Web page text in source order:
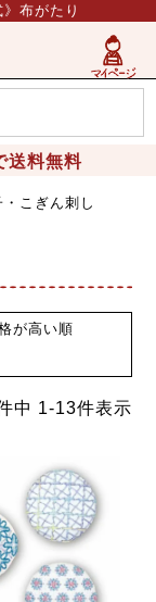
布がたり
送料無料
こぎん刺し
が高い順
中 1-13件表示